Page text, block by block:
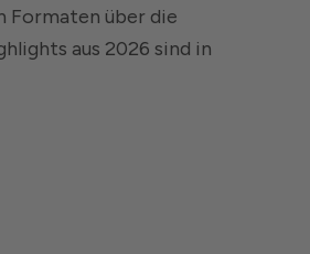
Formaten über die
aus 2026 sind in